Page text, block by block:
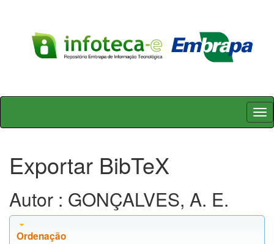
Skip
Exportar BibTeX
Autor : GONÇALVES, A. E.
Ordenação